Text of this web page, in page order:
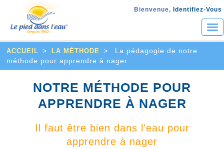
Bienvenue, Identifiez-Vous
ACCUEIL > LA MÉTHODE >
La pédagogie de notre
méthode pour apprendre à nager
NOTRE MÉTHODE POUR
APPRENDRE À NAGER
Il faut être bien dans l'eau pour
apprendre à nager